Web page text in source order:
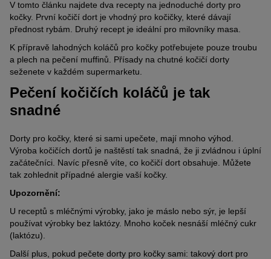
V tomto článku najdete dva recepty na jednoduché dorty pro
kočky. První kočičí dort je vhodný pro kočičky, které dávají
přednost rybám. Druhý recept je ideální pro milovníky masa.
K přípravě lahodných koláčů pro kočky potřebujete pouze troubu
a plech na pečení muffinů. Přísady na chutné kočičí dorty
seženete v každém supermarketu.
Pečení kočičích koláčů je tak
snadné
Dorty pro kočky, které si sami upečete, mají mnoho výhod.
Výroba kočičích dortů je naštěstí tak snadná, že ji zvládnou i úplní
začátečníci. Navíc přesně víte, co kočičí dort obsahuje. Můžete
tak zohlednit případné alergie vaší kočky.
Upozornění:
U receptů s mléčnými výrobky, jako je máslo nebo sýr, je lepší
používat výrobky bez laktózy. Mnoho koček nesnáší mléčný cukr
(laktózu).
Další plus, pokud pečete dorty pro kočky sami: takový dort pro